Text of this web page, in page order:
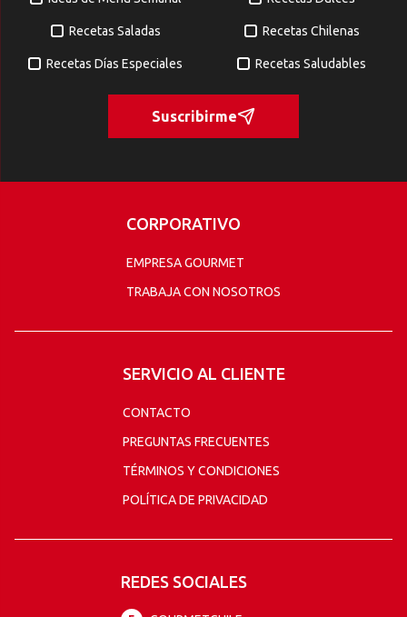
Recetas Saladas Recetas Chilenas
Recetas Días Especiales Recetas Saludables
Suscribirme
CORPORATIVO
EMPRESA GOURMET
TRABAJA CON NOSOTROS
SERVICIO AL CLIENTE
CONTACTO
PREGUNTAS FRECUENTES
TÉRMINOS Y CONDICIONES
POLÍTICA DE PRIVACIDAD
REDES SOCIALES